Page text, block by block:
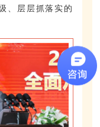
、层层抓落实的